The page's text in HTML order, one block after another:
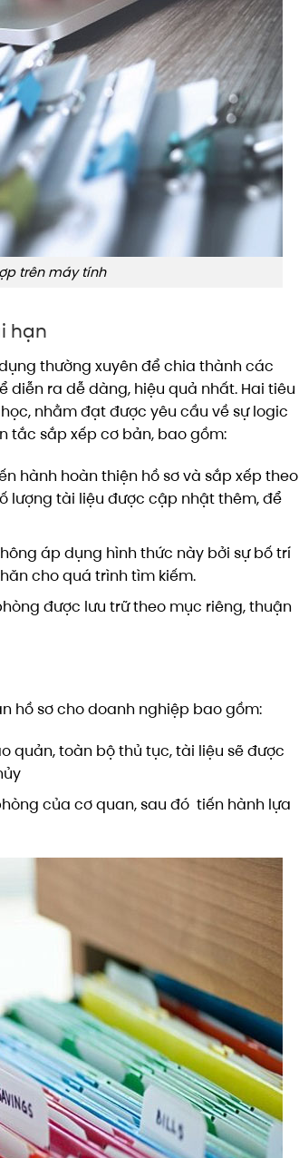
trên máy tính
hạn
thường xuyên để chia thành các
diễn ra dễ dàng, hiệu quả nhất. Hai tiêu
nhằm đạt được yêu cầu về sự logic
tắc sắp xếp cơ bản, bao gồm:
hành hoàn thiện hồ sơ và sắp xếp theo
lượng tài liệu được cập nhật thêm, để
áp dụng hình thức này bởi sự bố trí
cho quá trình tìm kiếm.
được lưu trữ theo mục riêng, thuận
hồ sơ cho doanh nghiệp bao gồm:
quản, toàn bộ thủ tục, tài liệu sẽ được
của cơ quan, sau đó tiến hành lựa